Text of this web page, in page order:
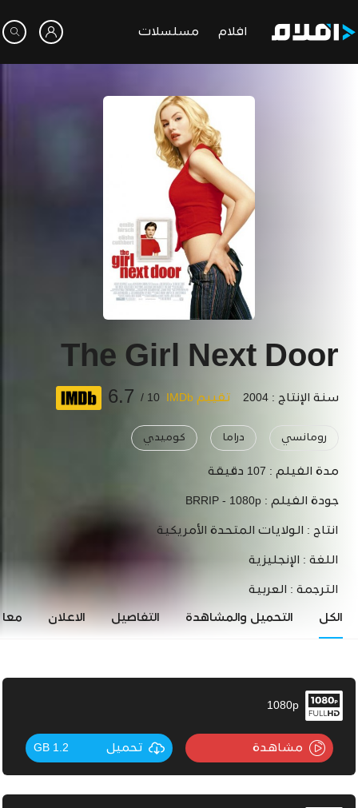
افلام مسلسلات
The Girl Next Door
سنة الإنتاج : 2004 تقييم IMDb 10 /
6.7
رومانسي دراما كوميدي
مدة الفيلم : 107 دقيقة
جودة الفيلم : BRRIP - 1080p
انتاج : الولايات المتحدة الأمريكية
اللغة : الإنجليزية
الترجمة : العربية
الكل التحميل والمشاهدة التفاصيل الاعلان
1080p
مشاهدة تحميل 1.2 GB